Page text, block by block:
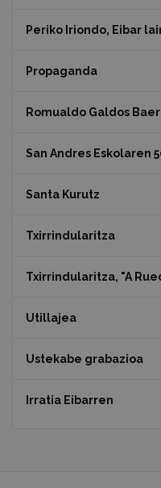
Periko Iriondo, Eibar
Propaganda
Romualdo Galdos
San Andres Eskolaren
Santa Kurutz
Txirrindularitza
Txirrindularitza, "A
Utillajea
Ustekabe grabazioa
Irratia Eibarren